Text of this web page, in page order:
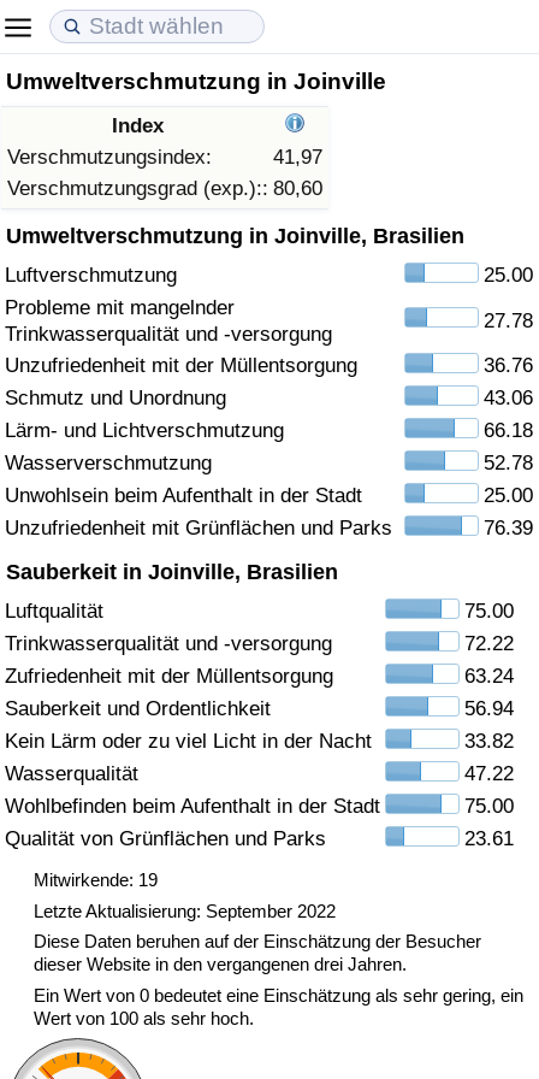
Umweltverschmutzung in Joinville
Index
Verschmutzungsindex:
41,97
Verschmutzungsgrad (exp.):: 80,60
Umweltverschmutzung in Joinville, Brasilien
Luftverschmutzung
25.00
Probleme mit mangelnder
Trinkwasserqualität und -versorgung
27.78
Unzufriedenheit mit der Müllentsorgung
36.76
Schmutz und Unordnung
43.06
Lärm- und Lichtverschmutzung
66.18
Wasserverschmutzung
52.78
Unwohlsein beim Aufenthalt in der Stadt
25.00
Unzufriedenheit mit Grünflächen und Parks
76.39
Sauberkeit in Joinville, Brasilien
Luftqualität
75.00
Trinkwasserqualität und -versorgung
72.22
Zufriedenheit mit der Müllentsorgung
63.24
Sauberkeit und Ordentlichkeit
56.94
Kein Lärm oder zu viel Licht in der Nacht
33.82
Wasserqualität
47.22
Wohlbefinden beim Aufenthalt in der Stadt
75.00
Qualität von Grünflächen und Parks
23.61
Mitwirkende: 19
Letzte Aktualisierung: September 2022
Diese Daten beruhen auf der Einschätzung der Besucher
dieser Website in den vergangenen drei Jahren.
Ein Wert von 0 bedeutet eine Einschätzung als sehr gering, ein
Wert von 100 als sehr hoch.
Lebenshaltungskosten
Lebenshaltungskosten-Index (aktuell)
Lebenshaltungskosten-Index
Lebenshaltungskosten-Index nach Land
in Akaba
Immobilienpreise
Immobilienpreis-Index (aktuell)
Immobilienpreis-Index
Immobilienpreis-Index nach Land
Lebensqualität
Lebensqualität-Index
Lebensqualität-Index (aktuell)
Lebensqualitätsindex nach Land
Kriminalität
Kriminalitäts-Index (aktuell)
Kriminalitäts-Index
Kriminalitätsindex nach Land
Gesundheitsversorgung
Gesundheitsversorgungs-Index (aktuell)
Gesundheitsversorgungs-Index
Gesundheitsversorgungs-Index nach Land
Umweltverschmutzung
Umweltverschmutzungs-Index (aktuell)
Verschmutzungsindex
Umweltverschmutzungs-Index nach Land
Verkehr